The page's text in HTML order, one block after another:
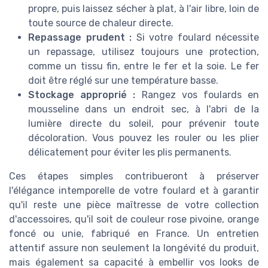
propre, puis laissez sécher à plat, à l'air libre, loin de
toute source de chaleur directe.
Repassage prudent : Si votre foulard nécessite
un repassage, utilisez toujours une protection,
comme un tissu fin, entre le fer et la soie. Le fer
doit être réglé sur une température basse.
Stockage approprié : Rangez vos foulards en
mousseline dans un endroit sec, à l'abri de la
lumière directe du soleil, pour prévenir toute
décoloration. Vous pouvez les rouler ou les plier
délicatement pour éviter les plis permanents.
Ces étapes simples contribueront à préserver
l'élégance intemporelle de votre foulard et à garantir
qu'il reste une pièce maîtresse de votre collection
d'accessoires, qu'il soit de couleur rose pivoine, orange
foncé ou unie, fabriqué en France. Un entretien
attentif assure non seulement la longévité du produit,
mais également sa capacité à embellir vos looks de